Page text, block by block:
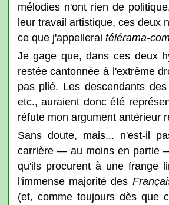
mélodies n'ont rien de
leur travail artistique, ces deux
ce que j'appellerai télérama-
Je gage que, dans ces deux
restée cantonnée à l'extrême
pas plié. Les descendants
etc., auraient donc été
réfute mon argument antérieur
Sans doute, mais... n'est-il
carrière — au moins en partie
qu'ils procurent à une frange
l'immense majorité des
(et, comme toujours dès que